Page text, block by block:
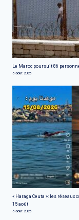
Le Maroc poursuit 86
5 août 2026
« Haraga Ceuta »: les
15 août
5 août 2026